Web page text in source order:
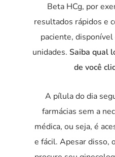
Beta HCg, por
resultados rápidos e
paciente,
unidades. Saiba qual
de você
A pílula do dia
farmácias sem a
médica, ou seja, é
e fácil. Apesar disso,